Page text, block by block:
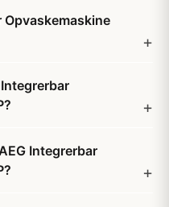
Opvaskemaskine
Integrerbar